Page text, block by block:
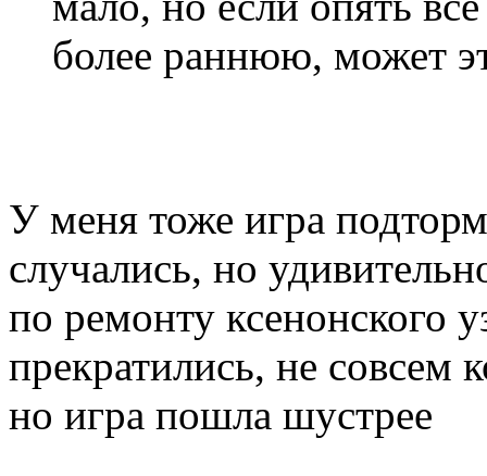
более раннюю, может
У меня тоже игра
случались, но
по ремонту ксенонского
прекратились, не совсем
но игра пошла шустрее